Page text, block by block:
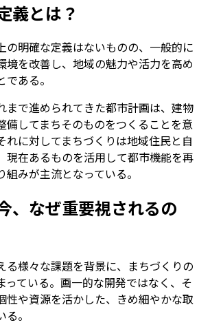
義とは？
の明確な定義はないものの、一般的に
境を改善し、地域の魅力や活力を高め
ある。
まで進められてきた都市計画は、建物
備してまちそのものをつくることを意
れに対してまちづくりは地域住民と自
現在あるものを活用して都市機能を再
みが主流となっている。
、なぜ重要視されるの
る様々な課題を背景に、まちづくりの
っている。画一的な開発ではなく、そ
性や資源を活かした、きめ細やかな取
。